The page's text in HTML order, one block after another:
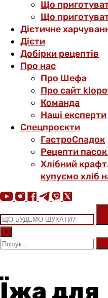
Що
Що
Дієтичне
Дієти
Добірки рецептів
Про нас
Про Шефа
Про сайт
Команда
Наші експерти
Спецпроєкти
ГастроСпадок
Рецепти
Хлібний
купуємо хліб
×
Їжа для